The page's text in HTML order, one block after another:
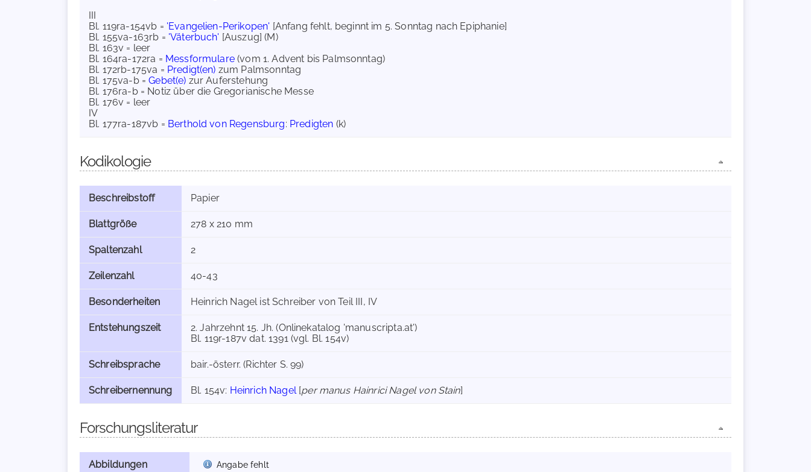
III
Bl. 119ra-154vb = 'Evangelien-Perikopen' [Anfang fehlt, beginnt im 5. Sonntag nach Epiphanie]
Bl. 155va-163rb = 'Väterbuch' [Auszug] (M)
Bl. 163v = leer
Bl. 164ra-172ra = Messformulare(vom 1. Advent bis Palmsonntag)
Bl. 172rb-175va = Predigt(en) zum Palmsonntag
Bl. 175va-b =Gebet(e) zur Auferstehung
Bl. 176ra-b = Notiz über die Gregorianische Messe
Bl. 176v = leer
IV
Bl. 177ra-187vb = Berthold von Regensburg: Predigten (k)
Kodikologie
Beschreibstoff Papier
Blattgröße 278 x 210 mm
Spaltenzahl 2
Zeilenzahl 40-43
Besonderheiten Heinrich Nagel ist Schreiber von Teil III, IV
Entstehungszeit
2. Jahrzehnt 15. Jh. (Onlinekatalog 'manuscripta.at')
Bl. 119r-187v dat. 1391 (vgl. Bl. 154v)
Schreibsprache bair.-österr. (Richter S. 99)
Schreibernennung Bl. 154v: Heinrich Nagel[per manus Hainrici Nagel von Stain]
Forschungsliteratur
Abbildungen Angabe fehlt